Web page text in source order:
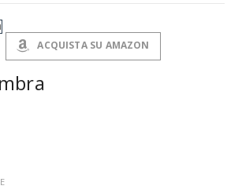
ACQUISTA SU AMAZON